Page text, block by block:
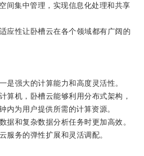
间集中管理，实现信息化处理和共享
性让卧槽云在各个领域都有广阔的
强大的计算能力和高度灵活性。
机，卧槽云能够利用分布式架构，
内为用户提供所需的计算资源。
和复杂数据分析任务时更加高效。
务的弹性扩展和灵活调配。